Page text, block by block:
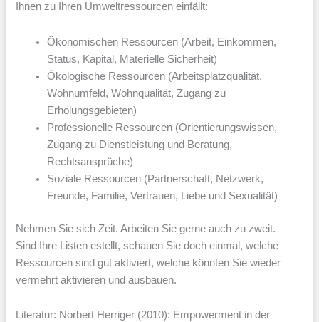
Ihnen zu Ihren Umweltressourcen einfällt:
Ökonomischen Ressourcen (Arbeit, Einkommen,
Status, Kapital, Materielle Sicherheit)
Ökologische Ressourcen (Arbeitsplatzqualität,
Wohnumfeld, Wohnqualität, Zugang zu
Erholungsgebieten)
Professionelle Ressourcen (Orientierungswissen,
Zugang zu Dienstleistung und Beratung,
Rechtsansprüche)
Soziale Ressourcen (Partnerschaft, Netzwerk,
Freunde, Familie, Vertrauen, Liebe und Sexualität)
Nehmen Sie sich Zeit. Arbeiten Sie gerne auch zu zweit.
Sind Ihre Listen estellt, schauen Sie doch einmal, welche
Ressourcen sind gut aktiviert, welche könnten Sie wieder
vermehrt aktivieren und ausbauen.
Literatur: Norbert Herriger (2010): Empowerment in der